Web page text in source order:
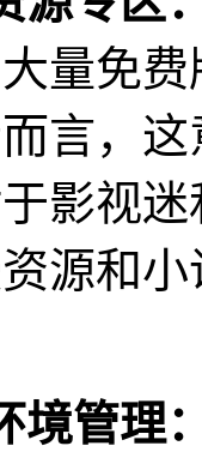
量免
言，
影视
源和
境管理